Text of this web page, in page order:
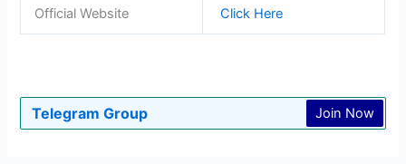
Official Website Click Here
Telegram Group Join Now